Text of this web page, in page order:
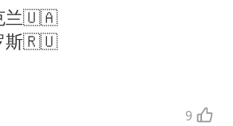
兰🇺🇦
斯🇷🇺
9